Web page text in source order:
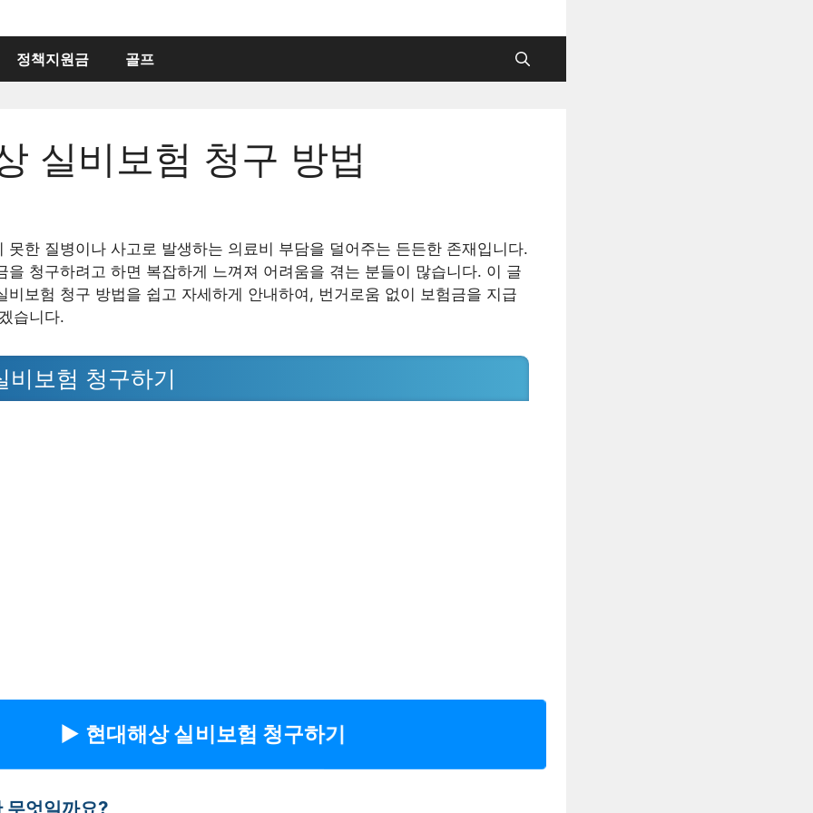
정책지원금 골프
실비보험 청구 방법
못한 질병이나 사고로 발생하는 의료비 부담을 덜어주는 든든한 존재입니다.
을 청구하려고 하면 복잡하게 느껴져 어려움을 겪는 분들이 많습니다. 이 글
비보험 청구 방법을 쉽고 자세하게 안내하여, 번거로움 없이 보험금을 지급
습니다.
비보험 청구하기
▶︎ 현대해상 실비보험 청구하기
무엇일까요?